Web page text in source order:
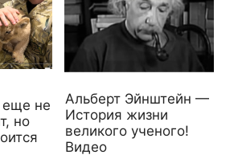
еще не
но
Альберт Эйнштейн —
История жизни
великого ученого!
Видео